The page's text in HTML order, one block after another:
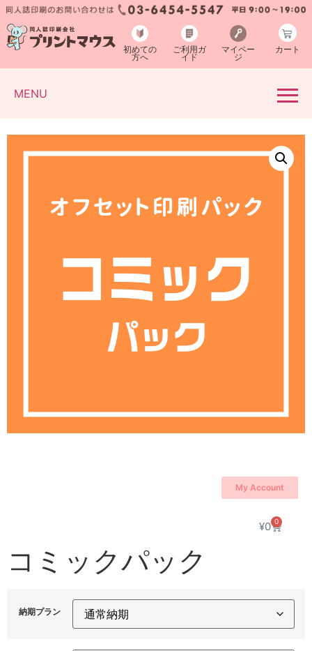
初めての
方へ
ご利用ガ
イド
マイペー
ジ
カート
MENU
My Account
¥0 0
コミックパック
納期プラン